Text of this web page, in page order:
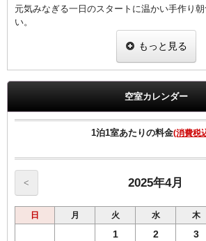
元気みなぎる一日のスタートに温かい手作り
い。
領収書は、宿泊代として一括表記されます。
飛騨の郷土料理を豊富に盛り込んだ和定食（
なります）
完備。
・ご宿泊者様専用の大浴場をご利用いただけま
もっと見る
空室カレンダー
1泊1室あたりの料金(消費税
< 2025年4月
日 月 火 水 木
1 2 3